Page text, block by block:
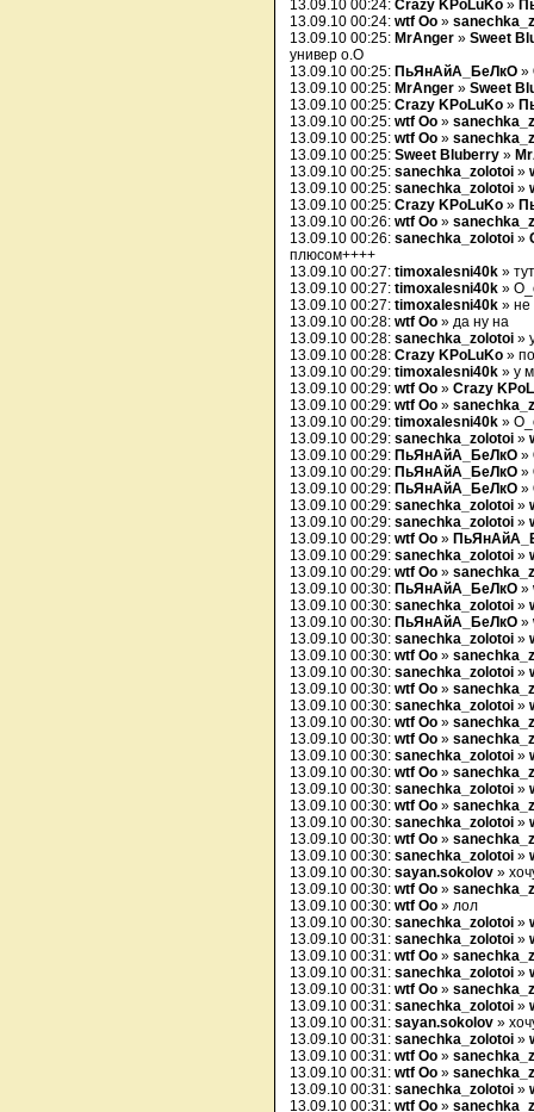
13.09.10 00:24: Crazy KPoLuKo »
13.09.10 00:24: wtf Oo »
13.09.10 00:25: MrAnger » Sweet
универ о.О
13.09.10 00:25: ПьЯнАйА_БеЛкО »
13.09.10 00:25: MrAnger » Sweet
13.09.10 00:25: Crazy KPoLuKo »
13.09.10 00:25: wtf Oo »
13.09.10 00:25: wtf Oo »
13.09.10 00:25: Sweet Bluberry »
13.09.10 00:25: sanechka_zolotoi »
13.09.10 00:25: sanechka_zolotoi »
13.09.10 00:25: Crazy KPoLuKo »
13.09.10 00:26: wtf Oo »
13.09.10 00:26: sanechka_zolotoi »
плюсом++++
13.09.10 00:27: timoxalesni40k »
13.09.10 00:27: timoxalesni40k »
13.09.10 00:27: timoxalesni40k » не
13.09.10 00:28: wtf Oo » да ну на
13.09.10 00:28: sanechka_zolotoi »
13.09.10 00:28: Crazy KPoLuKo »
13.09.10 00:29: timoxalesni40k » у
13.09.10 00:29: wtf Oo » Crazy
13.09.10 00:29: wtf Oo »
13.09.10 00:29: timoxalesni40k »
13.09.10 00:29: sanechka_zolotoi »
13.09.10 00:29: ПьЯнАйА_БеЛкО »
13.09.10 00:29: ПьЯнАйА_БеЛкО »
13.09.10 00:29: ПьЯнАйА_БеЛкО »
13.09.10 00:29: sanechka_zolotoi »
13.09.10 00:29: sanechka_zolotoi »
13.09.10 00:29: wtf Oo »
13.09.10 00:29: sanechka_zolotoi »
13.09.10 00:29: wtf Oo »
13.09.10 00:30: ПьЯнАйА_БеЛкО »
13.09.10 00:30: sanechka_zolotoi »
13.09.10 00:30: ПьЯнАйА_БеЛкО »
13.09.10 00:30: sanechka_zolotoi »
13.09.10 00:30: wtf Oo »
13.09.10 00:30: sanechka_zolotoi »
13.09.10 00:30: wtf Oo »
13.09.10 00:30: sanechka_zolotoi »
13.09.10 00:30: wtf Oo »
13.09.10 00:30: wtf Oo »
13.09.10 00:30: sanechka_zolotoi »
13.09.10 00:30: wtf Oo »
13.09.10 00:30: sanechka_zolotoi »
13.09.10 00:30: wtf Oo »
13.09.10 00:30: sanechka_zolotoi »
13.09.10 00:30: wtf Oo »
13.09.10 00:30: sanechka_zolotoi »
13.09.10 00:30: sayan.sokolov »
13.09.10 00:30: wtf Oo »
13.09.10 00:30: wtf Oo » лол
13.09.10 00:30: sanechka_zolotoi »
13.09.10 00:31: sanechka_zolotoi »
13.09.10 00:31: wtf Oo »
13.09.10 00:31: sanechka_zolotoi »
13.09.10 00:31: wtf Oo »
13.09.10 00:31: sanechka_zolotoi »
13.09.10 00:31: sayan.sokolov »
13.09.10 00:31: sanechka_zolotoi »
13.09.10 00:31: wtf Oo »
13.09.10 00:31: wtf Oo »
13.09.10 00:31: sanechka_zolotoi »
13.09.10 00:31: wtf Oo »